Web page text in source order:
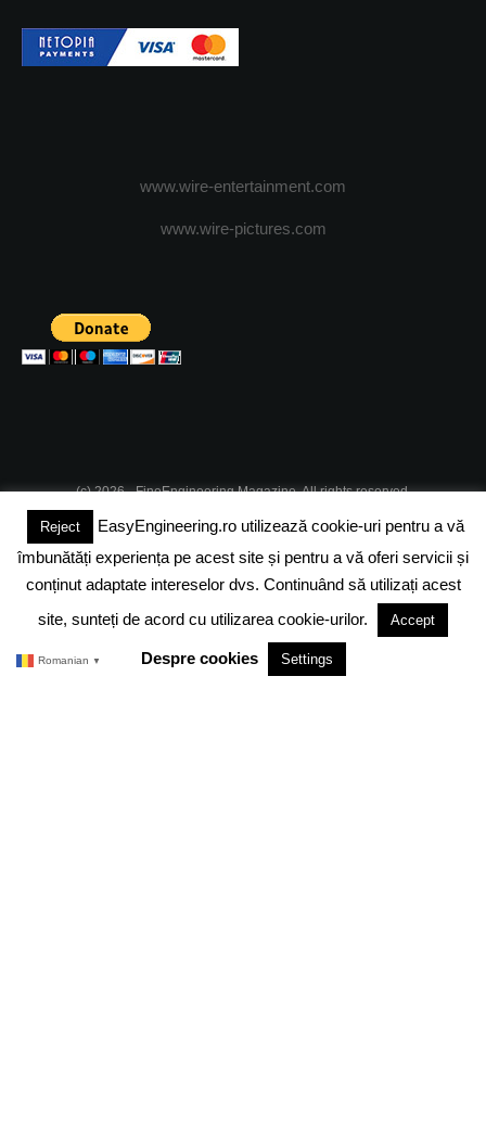
www.wire-entertainment.com
www.wire-pictures.com
(c) 2026 - FineEngineering Magazine. All rights reserved.
DESPRE NOI ABONAMENT
DESPRE COOKIES POLITICA DE CONFIDENTIALITATE
TERMENI SI CONDITII
Reject
EasyEngineering.ro utilizează cookie-uri pentru a vă
îmbunătăți experiența pe acest site și pentru a vă oferi servicii și
conținut adaptate intereselor dvs. Continuând să utilizați acest
site, sunteți de acord cu utilizarea cookie-urilor.
Accept
Despre cookies Settings
Romanian ▼